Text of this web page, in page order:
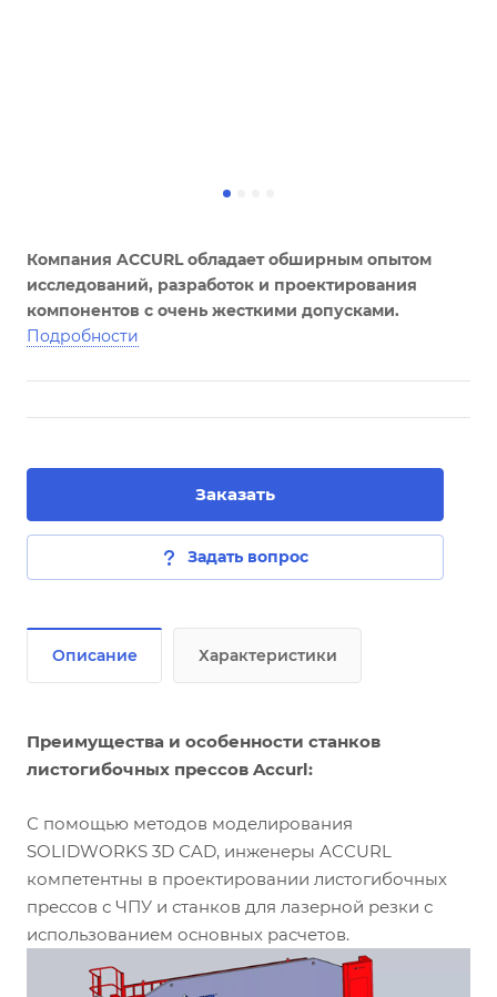
Компания ACCURL обладает обширным опытом
исследований, разработок и проектирования
компонентов с очень жесткими допусками.
Подробности
Заказать
Задать вопрос
Описание Характеристики
Преимущества и особенности станков
листогибочных прессов Accurl:
С помощью методов моделирования
SOLIDWORKS 3D CAD, инженеры ACCURL
компетентны в проектировании листогибочных
прессов с ЧПУ и станков для лазерной резки с
использованием основных расчетов.